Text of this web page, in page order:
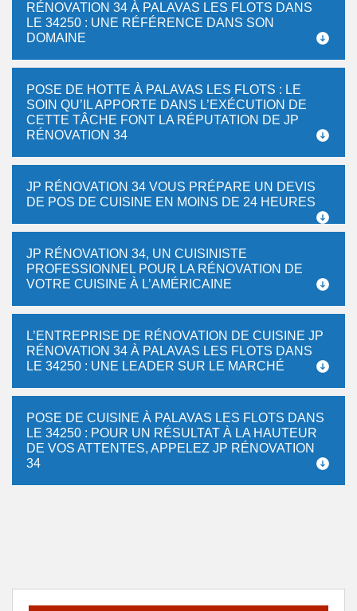
RÉNOVATION 34 À PALAVAS LES FLOTS DANS
LE 34250 : UNE RÉFÉRENCE DANS SON
DOMAINE
POSE DE HOTTE À PALAVAS LES FLOTS : LE
SOIN QU’IL APPORTE DANS L’EXÉCUTION DE
CETTE TÂCHE FONT LA RÉPUTATION DE JP
RÉNOVATION 34
JP RÉNOVATION 34 VOUS PRÉPARE UN DEVIS
DE POS DE CUISINE EN MOINS DE 24 HEURES
JP RÉNOVATION 34, UN CUISINISTE
PROFESSIONNEL POUR LA RÉNOVATION DE
VOTRE CUISINE À L’AMÉRICAINE
L’ENTREPRISE DE RÉNOVATION DE CUISINE JP
RÉNOVATION 34 À PALAVAS LES FLOTS DANS
LE 34250 : UNE LEADER SUR LE MARCHÉ
POSE DE CUISINE À PALAVAS LES FLOTS DANS
LE 34250 : POUR UN RÉSULTAT À LA HAUTEUR
DE VOS ATTENTES, APPELEZ JP RÉNOVATION
34